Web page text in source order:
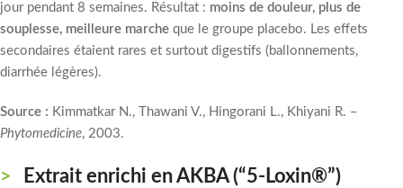
jour pendant 8 semaines. Résultat : moins de douleur, plus de
souplesse, meilleure marche que le groupe placebo. Les effets
secondaires étaient rares et surtout digestifs (ballonnements,
diarrhée légères).
Source : Kimmatkar N., Thawani V., Hingorani L., Khiyani R. –
Phytomedicine, 2003.
Extrait enrichi en AKBA (“5-Loxin®”)